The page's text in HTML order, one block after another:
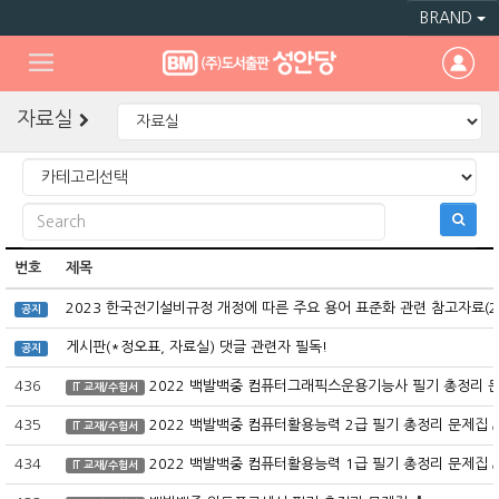
BRAND
자료실
번호 제목
공지 2023 한국전기설비규정 개정에 따른 주요 용어 표준화 관련 참고자료
공지 게시판(*정오표, 자료실) 댓글 관련자 필독!
436 IT 교재/수험서 2022 백발백중 컴퓨터그래픽스운용기능사 필기 총정리
435 IT 교재/수험서 2022 백발백중 컴퓨터활용능력 2급 필기 총정리 문제집
434 IT 교재/수험서 2022 백발백중 컴퓨터활용능력 1급 필기 총정리 문제집